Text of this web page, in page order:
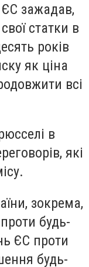
зажадав,
статки в
років
як ціна
всі
в
які
зокрема,
будь-
ЄС проти
будь-